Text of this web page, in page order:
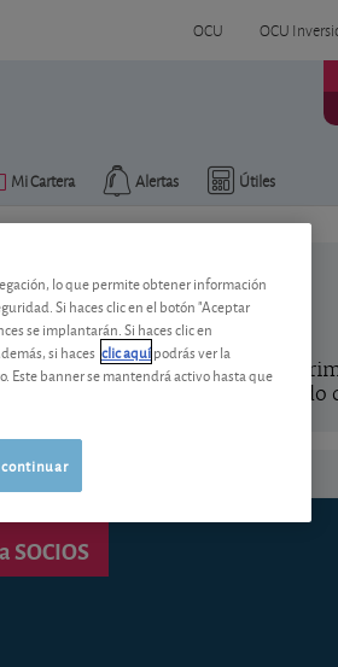
OCU OCU
Útiles
Alertas
Mi Cartera
anuales y el fichaje de un
Pero a largo plazo sigue estando
SOCIOS
lo que permite obtener información
Si haces clic en el botón "Aceptar
se implantarán. Si haces clic en
si haces clic aquípodrás ver la
Este banner se mantendrá activo hasta que